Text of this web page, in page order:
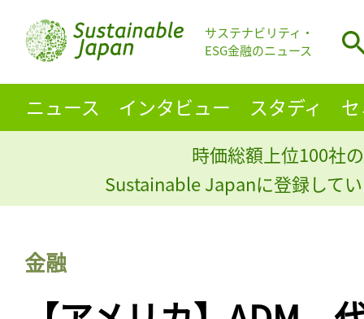
サステナビリティ・
ESG金融のニュース
ニュース インタビュー スタディ
時価総額上位100社
Sustainable Japanに登録して
金融